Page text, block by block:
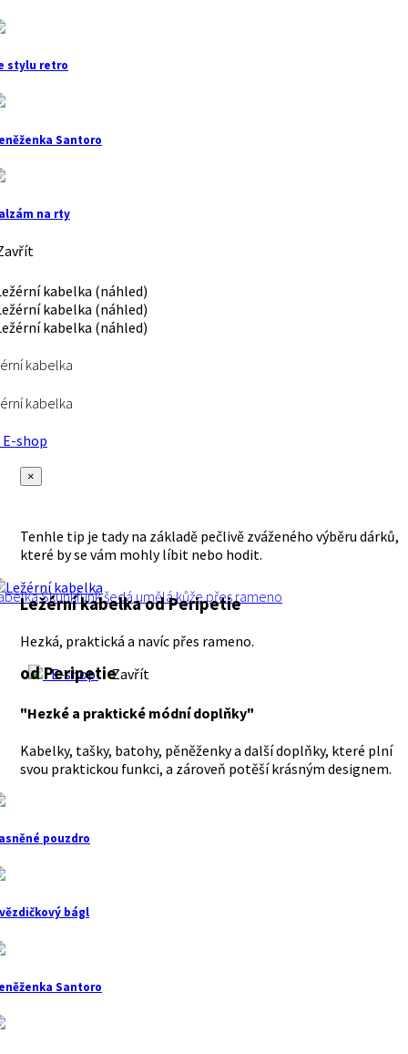
stylu retro
Santoro
na rty
kabelka
kabelka
shop
×
Tenhle tip je tady na základě pečlivě zváženého výběru dárků,
které by se vám mohly líbit nebo hodit.
Skunkfunkšedá umělá kůžepřes rameno
Ležérní kabelkaod Peripetie
Hezká, praktická a navíc přes rameno.
E-shop Zavřít
od Peripetie
"Hezké a praktické módní doplňky"
Kabelky, tašky, batohy, pěněženky a další doplňky, které plní
svou praktickou funkci, a zároveň potěší krásným designem.
pouzdro
bágl
Santoro